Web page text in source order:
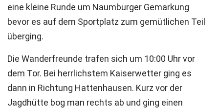
eine kleine Runde um Naumburger Gemarkung
bevor es auf dem Sportplatz zum gemütlichen Teil
überging.
Die Wanderfreunde trafen sich um 10:00 Uhr vor
dem Tor. Bei herrlichstem Kaiserwetter ging es
dann in Richtung Hattenhausen. Kurz vor der
Jagdhütte bog man rechts ab und ging einen